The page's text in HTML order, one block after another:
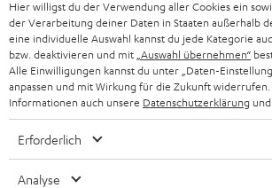
V
e
r
s
a
n
d
z
u
r
G
a
r
r
ä
t
e
R
ü
-
L
e
x
i
n
t
a
k
t
d
Mo – Fr 08:00 – 19:00 Uhr
Sa 09:00 – 17:30 Uhr
Sonn- und Feiertage
Teufel Support
Häufige Fragen
Kontakt
Store Finder
Hier willigst du der Verwendung aller Cookies ein
der Verarbeitung deiner Daten in Staaten außerhalb
eine individuelle Auswahl kannst du jede Kategorie
bzw. deaktivieren und mit „Auswahl übernehmen“
Alle Einwilligungen kannst du unter „Daten-
anpassen und mit Wirkung für die Zukunft
Informationen auch unsere Datenschutzerklärung
Erforderlich
Analyse